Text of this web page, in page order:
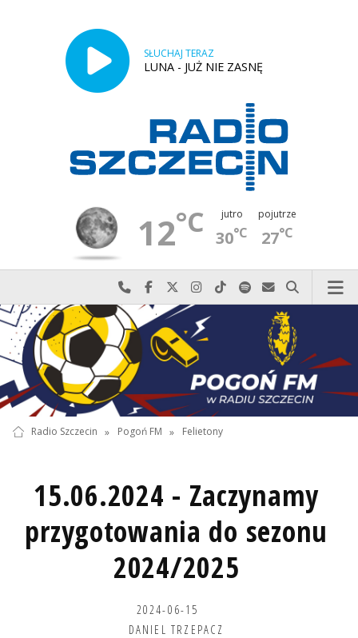
SŁUCHAJ TERAZ
LUNA - JUŻ NIE ZASNĘ
12°C jutro
30°C
pojutrze
27°C
Najlepiej po prostu do nas zadzwoń
Odwiedź nas na Facebook-u
Odwiedź nas na X
Odwiedź nas na Instagram-ie
Odwiedź nas na TikTok-u
Szukaj nas na Spotify
Wyślij do nas
Szukaj
Radio Szczecin » Pogoń FM » Felietony
15.06.2024 - Zaczynamy
przygotowania do sezonu
2024/2025
2024-06-15
DANIEL TRZEPACZ